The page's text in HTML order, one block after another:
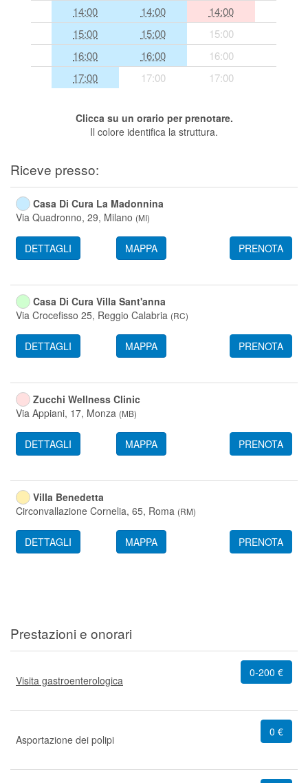
Segreteria virtuale
Teleconsulto
14:00
14:00
14:00
15:00
15:00
15:00
16:00
16:00
16:00
17:00
17:00 17:00
Clicca su un orario per prenotare.
Il colore identifica la struttura.
Riceve presso:
Casa Di Cura La Madonnina
Via Quadronno, 29, Milano (MI)
DETTAGLI MAPPA PRENOTA
Casa Di Cura Villa Sant'anna
Via Crocefisso 25, Reggio Calabria (RC)
DETTAGLI MAPPA PRENOTA
Zucchi Wellness Clinic
Via Appiani, 17, Monza (MB)
DETTAGLI MAPPA PRENOTA
Villa Benedetta
Circonvallazione Cornelia, 65, Roma (RM)
DETTAGLI MAPPA PRENOTA
Prestazioni e onorari
Visita gastroenterologica
0-200 €
Asportazione dei polipi
0 €